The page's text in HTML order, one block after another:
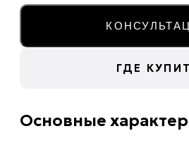
ГДЕ
Основные